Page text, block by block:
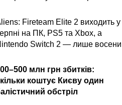
Fireteam Elite 2 виходить у
на ПК, PS5 та Xbox, а
Switch 2 — лише восени
млн грн збитків:
коштує Києву один
обстріл